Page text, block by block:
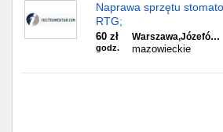
Naprawa sprzętu
RTG;
60 zł
godz.
Warszawa,Józefó…
mazowieckie